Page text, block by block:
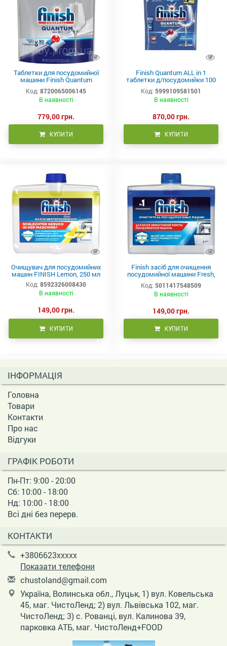
Таблетки для посудомийної
машини Finish Quantum
Powerball All in 1 90 шт
Код: 8720065006145
В наявності
779,00 грн.
КУПИТИ
Finish Quantum ALL in 1
таблетки д/посудомийки 100
шт. А4
Код: 5999109581501
В наявності
870,00 грн.
КУПИТИ
Очищувач для посудомийних
машин FINISH Lemon, 250 мл
Код: 8592326008430
В наявності
149,00 грн.
КУПИТИ
Finish засіб для очищення
посудомийної машини Fresh,
250мл
Код: 5011417548509
В наявності
149,00 грн.
КУПИТИ
ІНФОРМАЦІЯ
Головна
Товари
Контакти
Про нас
Відгуки
ГРАФІК РОБОТИ
Пн-Пт: 9:00 - 20:00
Сб: 10:00 - 18:00
Нд: 10:00 - 18:00
Всі дні без перерв.
КОНТАКТИ
+3806623xxxxx
Показати телефони
chustoland@gmail.com
Україна, Волинська обл., Луцьк, 1) вул. Ковельська
45, маг. ЧистоЛенд; 2) вул. Львівська 102, маг.
ЧистоЛенд; 3) с. Рованці, вул. Калинова 39,
парковка АТБ, маг. ЧистоЛенд+FOOD